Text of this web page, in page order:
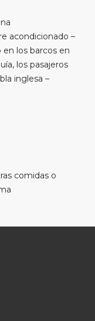
acondicionado –
en los barcos en
los pasajeros
inglesa –
comidas o